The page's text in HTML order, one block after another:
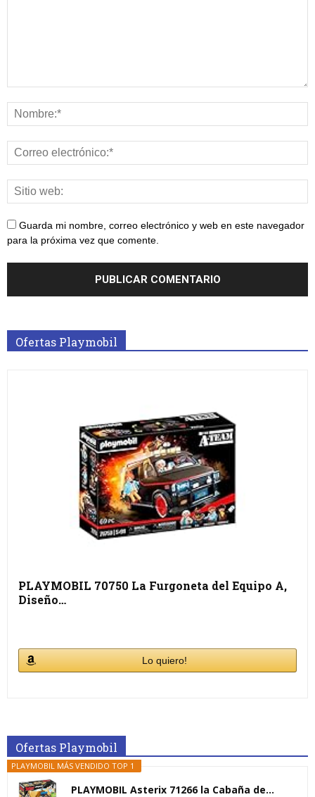
Guarda mi nombre, correo electrónico y web en este navegador
para la próxima vez que comente.
Ofertas Playmobil
PLAYMOBIL 70750 La Furgoneta del Equipo A,
Diseño…
Lo quiero!
Ofertas Playmobil
PLAYMOBIL MÁS VENDIDO TOP 1
PLAYMOBIL Asterix 71266 la Cabaña de...